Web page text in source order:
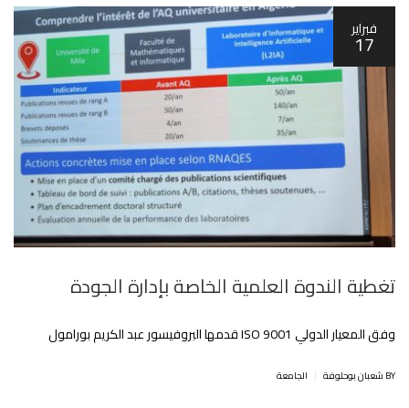
فبراير
17
تغطية الندوة العلمية الخاصة بإدارة الجودة
وفق المعيار الدولي ISO 9001 قدمها البروفيسور عبد الكريم بورامول
BY شعبان بوحلوفة الجامعة